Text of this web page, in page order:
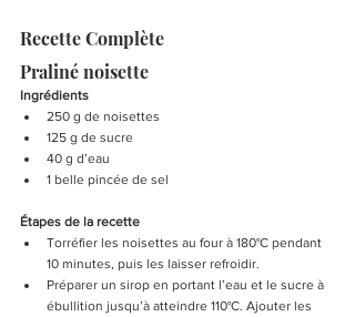
Recette Complète
Praliné noisette
Ingrédients
250 g de noisettes
125 g de sucre
40 g d’eau
1 belle pincée de sel
Étapes de la recette
Torréfier les noisettes au four à 180°C pendant
10 minutes, puis les laisser refroidir.
Préparer un sirop en portant l’eau et le sucre à
ébullition jusqu’à atteindre 110°C. Ajouter les